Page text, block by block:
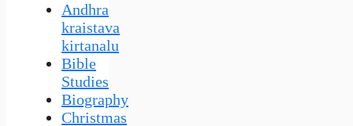
Andhra
kraistava
kirtanalu
Bible
Studies
Biography
Christmas